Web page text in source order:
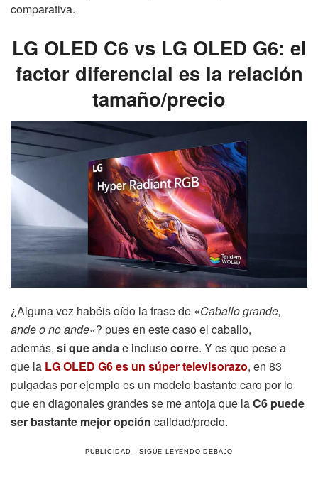
comparativa.
LG OLED C6 vs LG OLED G6: el
factor diferencial es la relación
tamaño/precio
¿Alguna vez habéis oído la frase de «Caballo grande,
ande o no ande«? pues en este caso el caballo,
además, si que andae inclusocorre. Y es que pese a
que la LG OLED G6 es un súper televisorazo, en 83
pulgadas por ejemplo es un modelo bastante caro por lo
que en diagonales grandes se me antoja que laC6 puede
ser bastante mejor opción calidad/precio.